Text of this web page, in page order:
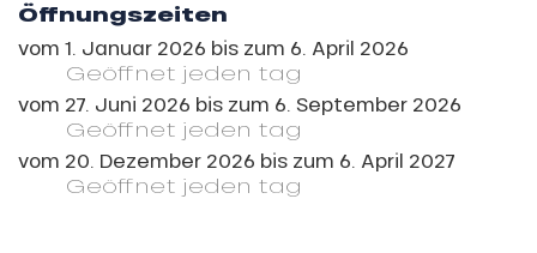
Öffnungszeiten
vom 1. Januar 2026 bis zum 6. April 2026
Geöffnet jeden tag
vom 27. Juni 2026 bis zum 6. September 2026
Geöffnet jeden tag
vom 20. Dezember 2026 bis zum 6. April 2027
Geöffnet jeden tag